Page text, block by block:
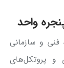
واحد
فنی و سازمانی
و پروتکل‌های